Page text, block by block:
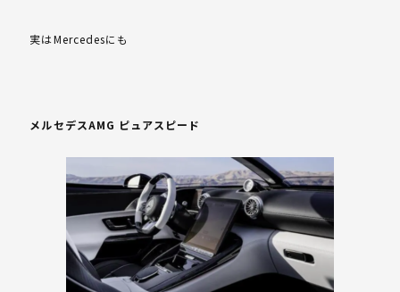
実はMercedesにも
メルセデスAMG ピュアスピード